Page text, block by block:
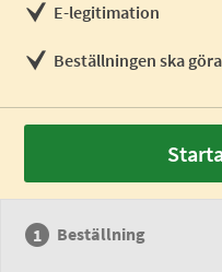
E-legitimation
Beställningen ska
Beställning